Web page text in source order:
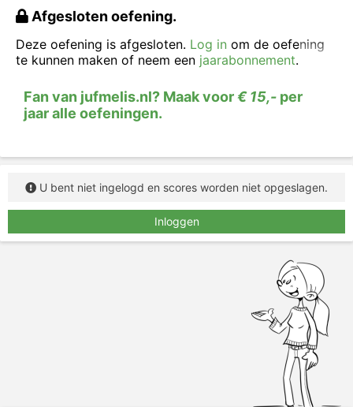
betekenis kennen
. In deze oefening zie je steeds de
betekenis van de uitdrukking en daar zoek je dan de
juiste uitdrukking bij. Je kunt ook eerst oefenen met
het herkennen van figuurlijk taalgebruik.
uitdrukkingen. Sleep steeds de juiste uitdrukking bij
de betekenis.
Afgesloten oefening.
Deze oefening is afgesloten. Log in om de oefening
te kunnen maken of neem een jaarabonnement.
Fan van jufmelis.nl? Maak voor€ 15,- per
jaar alle oefeningen.
U bent niet ingelogd en scores worden niet opgeslagen.
Inloggen